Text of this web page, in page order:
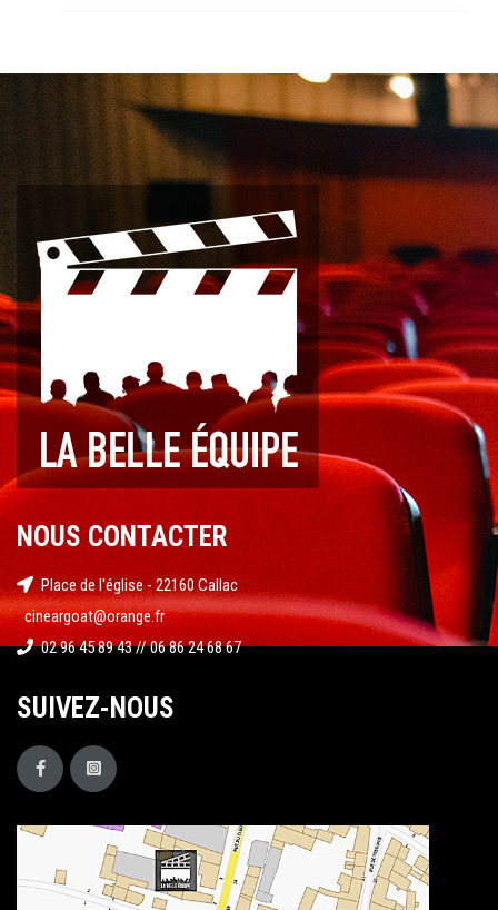
NOUS CONTACTER
Place de l'église - 22160 Callac
cineargoat@orange.fr
02 96 45 89 43 // 06 86 24 68 67
SUIVEZ-NOUS